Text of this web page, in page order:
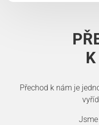
Přechod k nám je